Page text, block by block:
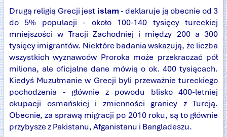
Drugą religią Grecji jest islam- deklaruje ją obecnie od 3
do 5% populacji - około 100-140 tysięcy tureckiej
mniejszości w Tracji Zachodniej i między 200 a 300
tysięcy imigrantów. Niektóre badania wskazują, że liczba
wszystkich wyznawców Proroka może przekraczać pół
miliona, ale oficjalne dane mówią o ok. 400 tysiącach.
Kiedyś Muzułmanie w Grecji byli przeważnie tureckiego
pochodzenia - głównie z powodu blisko 400-letniej
okupacji osmańskiej i zmienności granicy z Turcją.
Obecnie, za sprawą migracji po 2010 roku, są to głównie
przybysze z Pakistanu, Afganistanu i Bangladeszu.